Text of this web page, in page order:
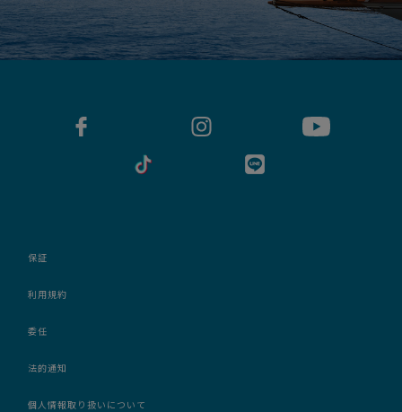
保証
利用規約
委任
法的通知
個人情報取り扱いについて